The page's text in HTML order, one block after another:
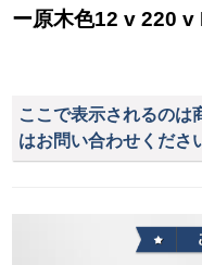
ー原木色12 v 220
ここで表示されるのは
はお問い合わせくださ